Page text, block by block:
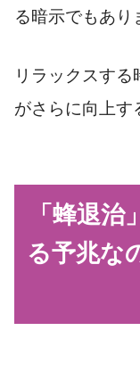
る暗示でもあり
リラックスす
がさらに向上す
「蜂退
る予兆な